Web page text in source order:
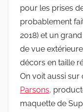
pour les prises
probablement
2018) et un
de vue
décors en taille
On voit aussi sur
Parsons,
maquette de